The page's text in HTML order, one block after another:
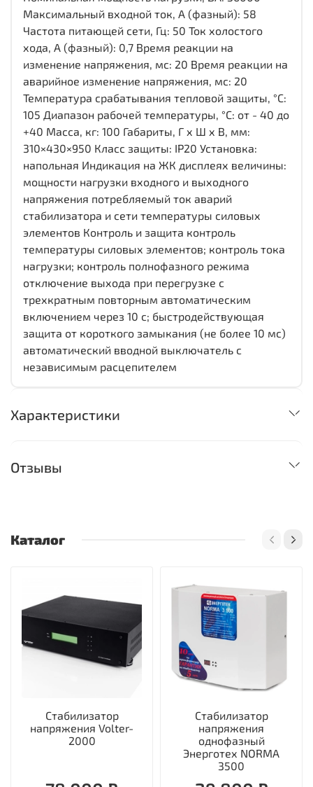
Максимальный входной ток, А (фазный): 58
Частота питающей сети, Гц: 50 Ток холостого
хода, А (фазный): 0,7 Время реакции на
изменение напряжения, мс: 20 Время реакции на
аварийное изменение напряжения, мс: 20
Температура срабатывания тепловой защиты, °С:
105 Диапазон рабочей температуры, °С: от - 40 до
+40 Масса, кг: 100 Габариты, Г х Ш х В, мм:
310×430×950 Класс защиты: IP20 Установка:
напольная Индикация на ЖК дисплеях величины:
мощности нагрузки входного и выходного
напряжения потребляемый ток аварий
стабилизатора и сети температуры силовых
элементов Контроль и защита контроль
температуры силовых элементов; контроль тока
нагрузки; контроль полнофазного режима
отключение выхода при перегрузке с
трехкратным повторным автоматическим
включением через 10 с; быстродействующая
защита от короткого замыкания (не более 10 мс)
автоматический вводной выключатель с
независимым расцепителем
Характеристики
Отзывы
Каталог
Стабилизатор
напряжения Volter-
2000
Стабилизатор
напряжения
однофазный
Энерготех NORMA
3500